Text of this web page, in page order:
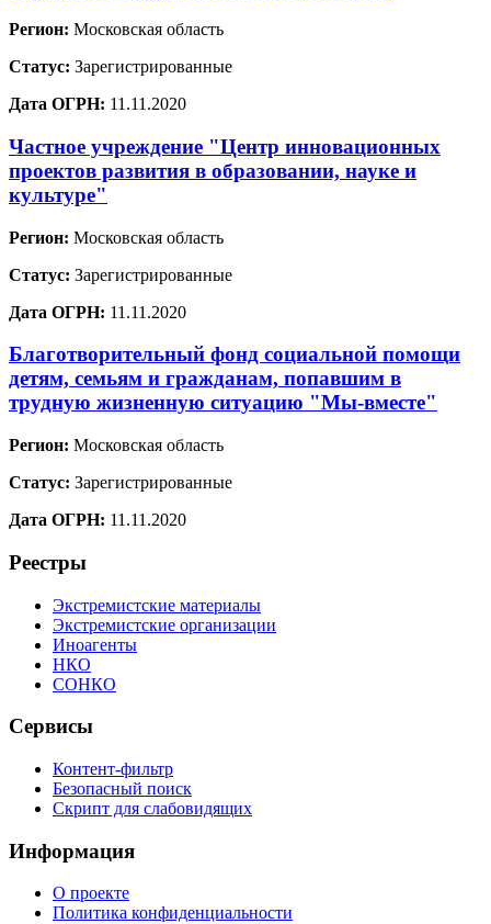
Регион: Московская область
Статус: Зарегистрированные
Дата ОГРН: 11.11.2020
Частное учреждение "Центр инновационных
проектов развития в образовании, науке и
культуре"
Регион: Московская область
Статус: Зарегистрированные
Дата ОГРН: 11.11.2020
Благотворительный фонд социальной помощи
детям, семьям и гражданам, попавшим в
трудную жизненную ситуацию "Мы-вместе"
Регион: Московская область
Статус: Зарегистрированные
Дата ОГРН: 11.11.2020
Реестры
Экстремистские материалы
Экстремистские организации
Иноагенты
НКО
СОНКО
Сервисы
Контент-фильтр
Безопасный поиск
Скрипт для слабовидящих
Информация
О проекте
Политика конфиденциальности